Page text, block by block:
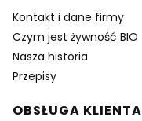
Kontakt i dane firmy
Czym jest żywność BIO
Nasza historia
Przepisy
OBSŁUGA KLIENTA